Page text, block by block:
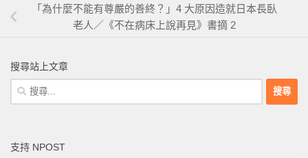
「為什麼不能有尊嚴的善終？」4 大原因造就日本長臥
老人／《不在病床上說再見》書摘 2
搜尋站上文章
搜
尋
字:
支持 NPOST